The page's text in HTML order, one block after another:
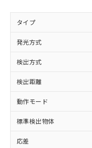
タイプ
発光方式
検出方式
検出距離
動作モード
標準検出物体
応差